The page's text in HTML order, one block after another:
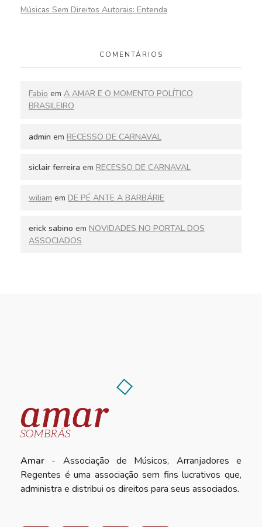
Músicas Sem Direitos Autorais: Entenda
COMENTÁRIOS
Fabio em A AMAR E O MOMENTO POLÍTICO
BRASILEIRO
admin em RECESSO DE CARNAVAL
siclair ferreira em RECESSO DE CARNAVAL
wiliam em DE PÉ ANTE A BARBÁRIE
erick sabino em NOVIDADES NO PORTAL DOS
ASSOCIADOS
Amar - Associação de Músicos, Arranjadores e
Regentes é uma associação sem fins lucrativos que,
administra e distribui os direitos para seus associados.